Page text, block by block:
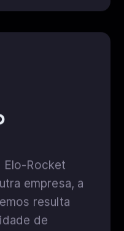
Elo-Rocket
empresa, a
resulta
de